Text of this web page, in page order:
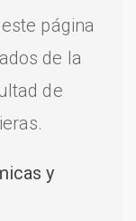
página
de la
de
y